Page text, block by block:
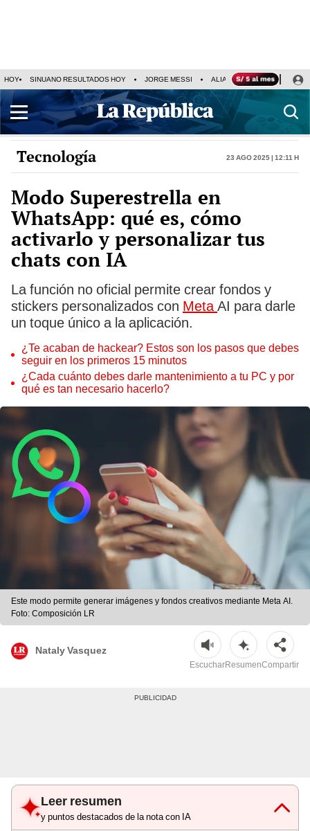
HOY SINUANO RESULTADOS HOY JORGE MESSI ALIANZA LIMA VS SPORT
Tecnología 23 Ago 2025 | 12:11 h
Modo Superestrella en
WhatsApp: qué es, cómo
activarlo y personalizar tus
chats con IA
La función no oficial permite crear fondos y
stickers personalizados con MetaAI para darle
un toque único a la aplicación.
¿Te acaban de hackear? Estos son los pasos que debes
seguir en los primeros 15 minutos
¿Cada cuánto debes darle mantenimiento a tu PC y por
qué es tan necesario hacerlo?
Este modo permite generar imágenes y fondos creativos mediante Meta AI.
Foto: Composición LR
Nataly Vasquez
EscucharResumenCompartir
Leer resumen
y puntos destacados de la nota con IA